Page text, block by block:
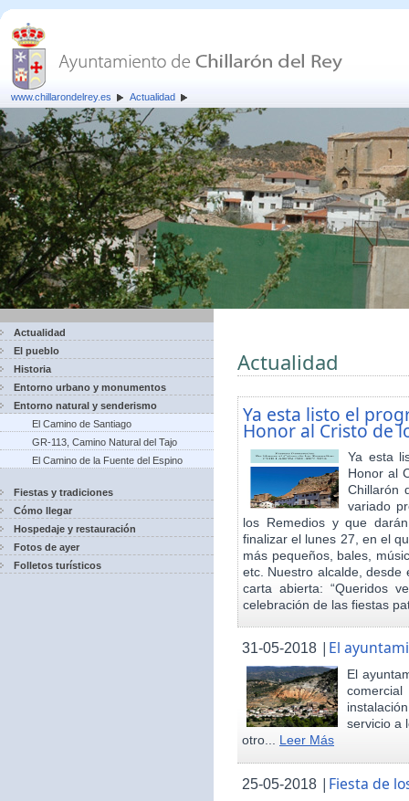
www.chillarondelrey.es Actualidad
Actualidad
El pueblo
Historia
Entorno urbano y monumentos
Entorno natural y senderismo
El Camino de Santiago
GR-113, Camino Natural del Tajo
El Camino de la Fuente del Espino
Fiestas y tradiciones
Cómo llegar
Hospedaje y restauración
Fotos de ayer
Folletos turísticos
Actualidad
Ya esta listo el
Honor al Cristo de
Ya esta
Honor al
Chillarón
variado
los Remedios y que
finalizar el lunes 27, en el
más pequeños, bales,
etc. Nuestro alcalde,
carta abierta: “Queridos
celebración de las fiestas
31-05-2018 | El
El
servicio a
otro... Leer Más
25-05-2018 | Fiesta de